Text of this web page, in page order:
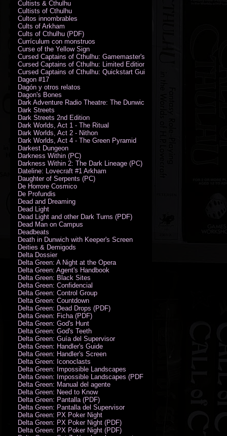
Cultists & Cthulhu
Cultists of Cthulhu
Cultos innombrables
Cults of Arkham
Cults of Cthulhu (PDF)
Currículum con monstruos
Curse of the Yellow Sign
Cursed Captains of Cthulhu: Gamemaster's Toolkit & Dice
Cursed Captains of Cthulhu: Limited Edition
Cursed Captains of Cthulhu: Quickstart Guide (PDF)
Dagon #17
Dagón y otros relatos
Dagon's Bones
Dark Adventure Radio Theatre: The Dunwich Horror - Audio CD with
Dark Streets
Dark Streets 2nd Edition
Dark Worlds, Act 1 - The Ritual
Dark Worlds, Act 2 - Nithon
Dark Worlds, Act 4 - The Green Pyramid
Darkest Dungeon
Darkness Within (PC)
Darkness Within 2: The Dark Lineage (PC)
Dateline: Lovecraft #1 Arkham
Daughter of Serpents (PC)
De Horrore Cosmico
De Profundis
Dead and Dreaming
Dead Light
Dead Light and other Dark Turns (PDF)
Dead Man on Campus
Deadbeats
Death in Dunwich with Keeper's Screen
Deities & Demigods
Delta Dossier
Delta Green: A Night at the Opera
Delta Green: Agent's Handbook
Delta Green: Black Sites
Delta Green: Confidencial
Delta Green: Control Group
Delta Green: Countdown
Delta Green: Dead Drops (PDF)
Delta Green: Ficha (PDF)
Delta Green: God's Hunt
Delta Green: God's Teeth
Delta Green: Guía del Supervisor
Delta Green: Handler's Guide
Delta Green: Handler's Screen
Delta Green: Iconoclasts
Delta Green: Impossible Landscapes
Delta Green: Impossible Landscapes (PDF - Espiral)
Delta Green: Manual del agente
Delta Green: Need to Know
Delta Green: Pantalla (PDF)
Delta Green: Pantalla del Supervisor
Delta Green: PX Poker Night
Delta Green: PX Poker Night (PDF)
Delta Green: PX Poker Night (PDF)